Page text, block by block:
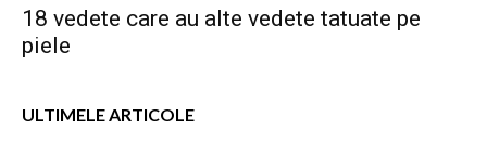
18 vedete care au alte vedete tatuate pe
piele
ULTIMELE ARTICOLE